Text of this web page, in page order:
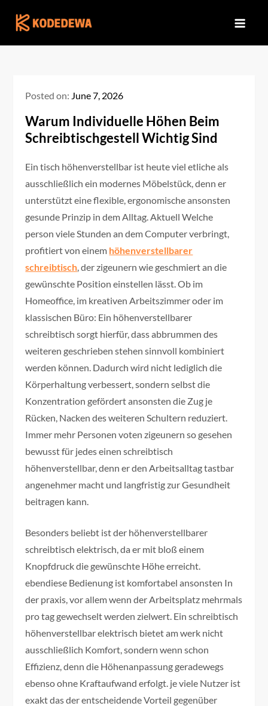
Posted on: June 7, 2026
Warum Individuelle Höhen Beim
Schreibtischgestell Wichtig Sind
Ein tisch höhenverstellbar ist heute viel etliche als
ausschließlich ein modernes Möbelstück, denn er
unterstützt eine flexible, ergonomische ansonsten
gesunde Prinzip in dem Alltag. Aktuell Welche
person viele Stunden an dem Computer verbringt,
profitiert von einem höhenverstellbarer
schreibtisch, der zigeunern wie geschmiert an die
gewünschte Position einstellen lässt. Ob im
Homeoffice, im kreativen Arbeitszimmer oder im
klassischen Büro: Ein höhenverstellbarer
schreibtisch sorgt hierfür, dass abbrummen des
weiteren geschrieben stehen sinnvoll kombiniert
werden können. Dadurch wird nicht lediglich die
Körperhaltung verbessert, sondern selbst die
Konzentration gefördert ansonsten die Zug je
Rücken, Nacken des weiteren Schultern reduziert.
Immer mehr Personen voten zigeunern so gesehen
bewusst für jedes einen schreibtisch
höhenverstellbar, denn er den Arbeitsalltag tastbar
angenehmer macht und langfristig zur Gesundheit
beitragen kann.
Besonders beliebt ist der höhenverstellbarer
schreibtisch elektrisch, da er mit bloß einem
Knopfdruck die gewünschte Höhe erreicht.
ebendiese Bedienung ist komfortabel ansonsten In
der praxis, vor allem wenn der Arbeitsplatz mehrmals
pro tag gewechselt werden zielwert. Ein schreibtisch
höhenverstellbar elektrisch bietet am werk nicht
ausschließlich Komfort, sondern wenn schon
Effizienz, denn die Höhenanpassung geradewegs
ebenso ohne Kraftaufwand erfolgt. je viele Nutzer ist
exakt das der entscheidende Vorteil gegenüber